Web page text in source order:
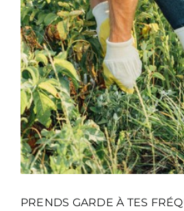
PRENDS GARDE À TES